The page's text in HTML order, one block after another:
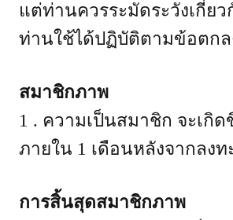
แต่ท่านควรระมัดระวังเกี่ย
ท่านใช้ได้ปฏิบัติตามข้อตก
สมาชิกภาพ
1 . ความเป็นสมาชิก จะเกิ
ภายใน 1 เดือนหลังจากลงท
การสิ้นสุดสมาชิกภาพ